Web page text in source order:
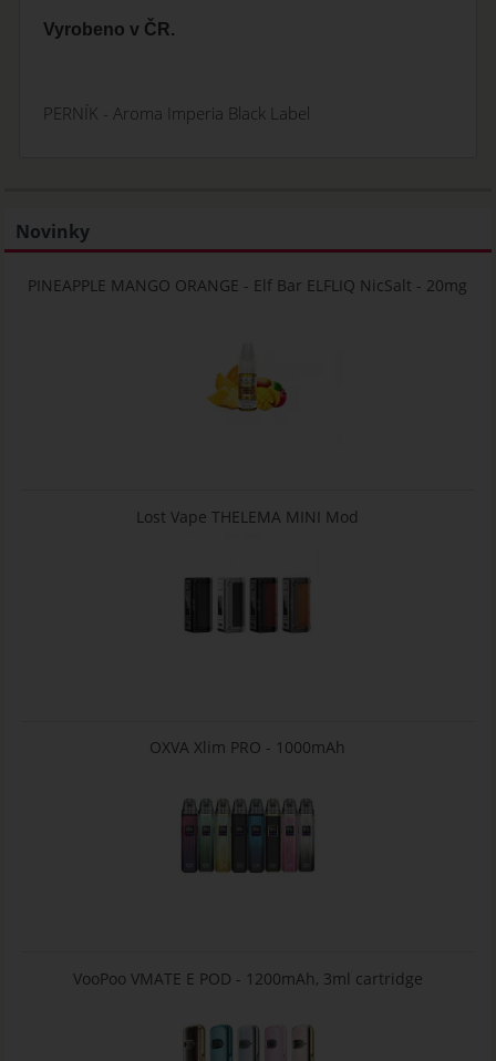
Vyrobeno v ČR.
PERNÍK - Aroma Imperia Black Label
Novinky
PINEAPPLE MANGO ORANGE - Elf Bar ELFLIQ NicSalt - 20mg
Lost Vape THELEMA MINI Mod
OXVA Xlim PRO - 1000mAh
VooPoo VMATE E POD - 1200mAh, 3ml cartridge